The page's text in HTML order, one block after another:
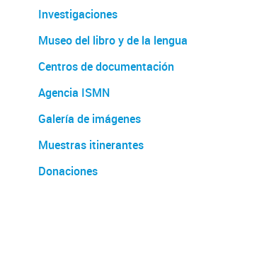
Investigaciones
Museo del libro y de la lengua
Centros de documentación
Agencia ISMN
Galería de imágenes
Muestras itinerantes
Donaciones